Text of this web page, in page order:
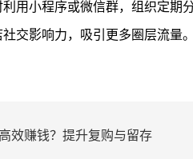
用小程序或微信群，组织定期
交影响力，吸引更多圈层流量。
效赚钱？提升复购与留存